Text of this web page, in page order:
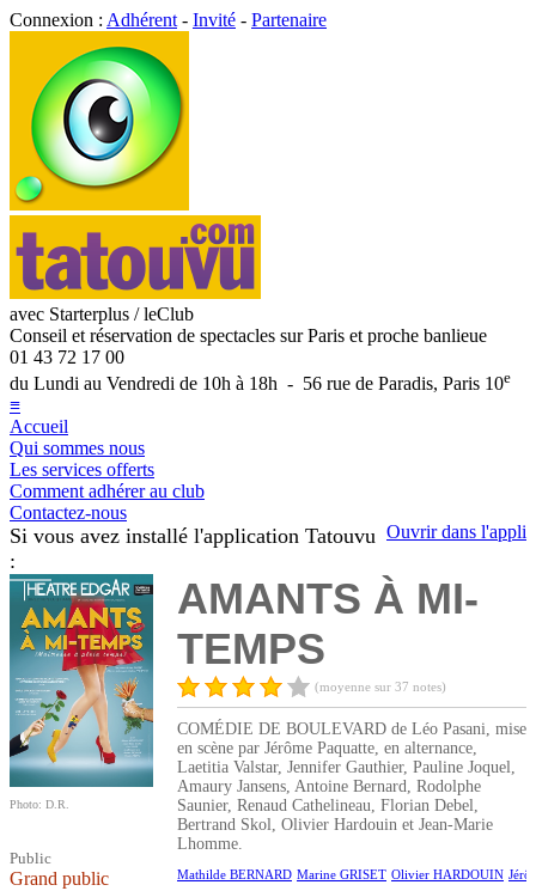
Connexion : Adhérent - Invité - Partenaire
avec Starterplus / leClub
Conseil et réservation de spectacles sur Paris et proche banlieue
01 43 72 17 00
du Lundi au Vendredi de 10h à 18h - 56 rue de Paradis, Paris 10e
≡
Accueil
Qui sommes nous
Les services offerts
Comment adhérer au club
Contactez-nous
Ouvrir dans l'appli
Si vous avez installé l'application Tatouvu
:
Photo: D.R.
Public
Grand public
AMANTS À MI-
TEMPS
(moyenne sur 37 notes)
COMÉDIE DE BOULEVARD de Léo Pasani, mise
en scène par Jérôme Paquatte, en alternance,
Laetitia Valstar, Jennifer Gauthier, Pauline Joquel,
Amaury Jansens, Antoine Bernard, Rodolphe
Saunier, Renaud Cathelineau, Florian Debel,
Bertrand Skol, Olivier Hardouin et Jean-Marie
Lhomme.
Mathilde BERNARD Marine GRISET Olivier HARDOUIN